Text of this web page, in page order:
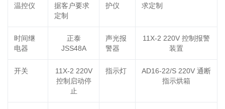
温控仪
据客户要求
定制
护仪
求定制
时间继
电器
正泰
JSS48A
声光报
警器
11X-2 220V 控制报警
装置
开关
11X-2 220V
控制启动停
止
指示灯
AD16-22/S 220V 通断
指示烘箱